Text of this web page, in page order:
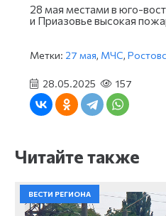
28 мая местами в юго-
и Приазовье высокая
Метки: 27 мая, МЧС,
28.05.2025 157
Читайте также
ВЕСТИ РЕГИОНА